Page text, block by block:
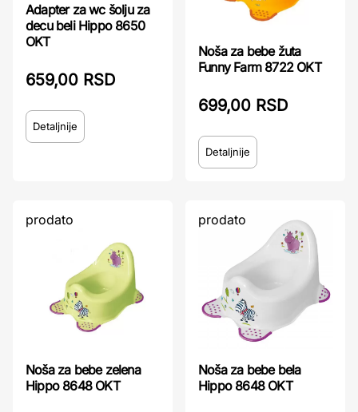
Adapter za wc šolju za
decu beli Hippo 8650
OKT
659,00 RSD
Detaljnije
Noša za bebe žuta
Funny Farm 8722 OKT
699,00 RSD
Detaljnije
prodato
Noša za bebe zelena
Hippo 8648 OKT
prodato
Noša za bebe bela
Hippo 8648 OKT